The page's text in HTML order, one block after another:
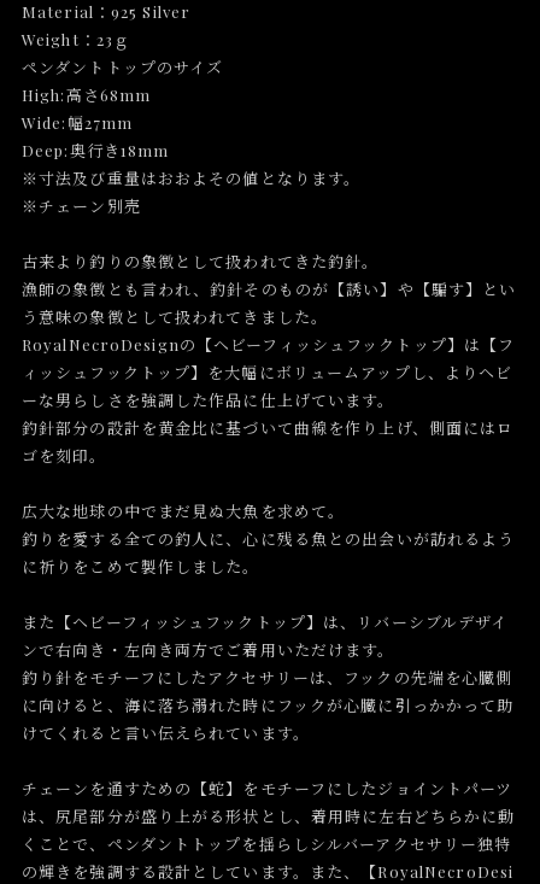
Material：925 Silver
Weight：23ｇ
ペンダントトップのサイズ
High:高さ68mm
Wide:幅27mm
Deep:奥行き18mm
※寸法及び重量はおおよその値となります。
※チェーン別売
古来より釣りの象徴として扱われてきた釣針。
漁師の象徴とも言われ、釣針そのものが【誘い】や【騙す】とい
う意味の象徴として扱われてきました。
RoyalNecroDesignの【ヘビーフィッシュフックトップ】は【フ
ィッシュフックトップ】を大幅にボリュームアップし、よりヘビ
ーな男らしさを強調した作品に仕上げています。
釣針部分の設計を黄金比に基づいて曲線を作り上げ、側面にはロ
ゴを刻印。
広大な地球の中でまだ見ぬ大魚を求めて。
釣りを愛する全ての釣人に、心に残る魚との出会いが訪れるよう
に祈りをこめて製作しました。
また【ヘビーフィッシュフックトップ】は、リバーシブルデザイ
ンで右向き・左向き両方でご着用いただけます。
釣り針をモチーフにしたアクセサリーは、フックの先端を心臓側
に向けると、海に落ち溺れた時にフックが心臓に引っかかって助
けてくれると言い伝えられています。
チェーンを通すための【蛇】をモチーフにしたジョイントパーツ
は、尻尾部分が盛り上がる形状とし、着用時に左右どちらかに動
くことで、ペンダントトップを揺らしシルバーアクセサリー独特
の輝きを強調する設計としています。また、【RoyalNecroDesi